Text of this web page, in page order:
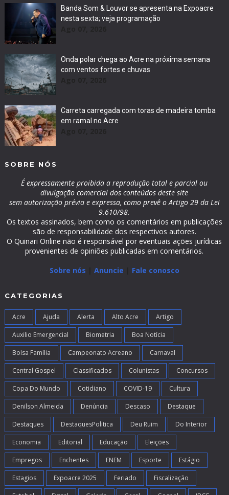
Banda Som & Louvor se apresenta na Expoacre
nesta sexta; veja programação
Onda polar chega ao Acre na próxima semana
com ventos fortes e chuvas
Carreta carregada com toras de madeira tomba
em ramal no Acre
SOBRE NÓS
É expressamente proibida a reprodução total e parcial ou
divulgação comercial dos conteúdos deste site
sem autorização prévia e expressa, como prevê o Artigo 29 da Lei
9.610/98.
Os textos assinados, bem como os comentários em publicações
são de responsabilidade dos respectivos autores.
O Quinari Online não é responsável por eventuais ações jurídicas
provenientes de opiniões publicadas em comentários.
Sobre nós
Anuncie Fale conosco
CATEGORIAS
Acre Ajuda Alerta Alto Acre Artigo
Auxilio Emergencial Biometria Boa Notícia
Bolsa Família Campeonato Acreano Carnaval
Central Gospel Classificados Colunistas Concursos
Copa Do Mundo Cotidiano COVID-19 Cultura
Denilson Almeida Denúncia Descaso Destaque
Destaques DestaquesPolitica Deu Ruim Do Interior
Economia Editorial Educação Eleições
Empregos Enchentes ENEM Esporte Estágio
Estagios Expoacre 2025 Feriado Fiscalização